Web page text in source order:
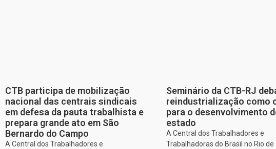
CTB participa de mobilização
nacional das centrais sindicais
em defesa da pauta trabalhista e
prepara grande ato em São
Bernardo do Campo
A Central dos Trabalhadores e
Seminário da CTB-RJ
reindustrialização como
para o desenvolvimento
estado
A Central dos Trabalhadores e
Trabalhadoras do Brasil no Rio